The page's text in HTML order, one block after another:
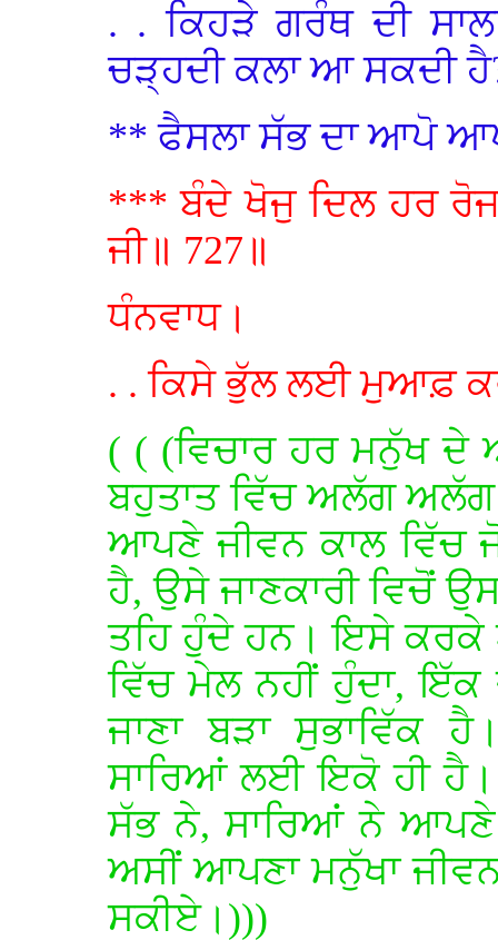
. . ਕਿਹੜੇ ਗਰੰਥ ਦੀ
ਚੜ੍ਹਦੀ ਕਲਾ ਆ ਸਕਦੀ
** ਫੈਸਲਾ ਸੱਭ ਦਾ ਆਪੋ
*** ਬੰਦੇ ਖੋਜੁ ਦਿਲ ਹਰ ਰੋਜ
ਜੀ॥ 727॥
ਧੰਨਵਾਧ।
. . ਕਿਸੇ ਭੁੱਲ ਲਈ ਮੁਆਫ਼
( ( (ਵਿਚਾਰ ਹਰ ਮਨੁੱਖ
ਬਹੁਤਾਤ ਵਿੱਚ ਅਲੱਗ ਅਲੱਗ
ਆਪਣੇ ਜੀਵਨ ਕਾਲ ਵਿੱਚ
ਹੈ, ਉਸੇ ਜਾਣਕਾਰੀ ਵਿਚੋਂ
ਤਹਿ ਹੁੰਦੇ ਹਨ। ਇਸੇ ਕਰਕੇ
ਵਿੱਚ ਮੇਲ ਨਹੀਂ ਹੁੰਦਾ, ਇੱਕ
ਜਾਣਾ ਬੜਾ ਸੁਭਾਵਿੱਕ
ਸਾਰਿਆਂ ਲਈ ਇਕੋ ਹੀ
ਸੱਭ ਨੇ, ਸਾਰਿਆਂ ਨੇ ਆਪਣੇ
ਅਸੀਂ ਆਪਣਾ ਮਨੁੱਖਾ
ਸਕੀਏ।)))